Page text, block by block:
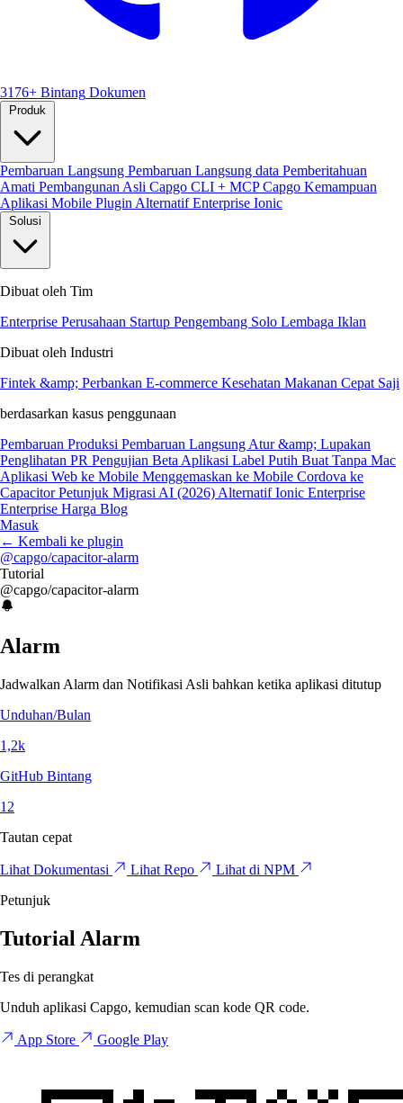
3176+ Bintang Dokumen
Produk
Pembaruan Langsung Pembaruan Langsung data Pemberitahuan
Amati Pembangunan Asli Capgo CLI + MCPCapgo Kemampuan
Aplikasi Mobile Plugin Alternatif Enterprise Ionic
Solusi
Dibuat oleh Tim
Enterprise Perusahaan Startup Pengembang Solo Lembaga Iklan
Dibuat oleh Industri
Fintek &amp; Perbankan E-commerce Kesehatan Makanan Cepat Saji
berdasarkan kasus penggunaan
Pembaruan Produksi Pembaruan Langsung Atur &amp; Lupakan
Penglihatan PR Pengujian Beta Aplikasi Label Putih Buat Tanpa Mac
Aplikasi Web ke Mobile Menggemaskan ke Mobile Cordova ke
CapacitorPetunjuk Migrasi AI (2026) Alternatif Ionic Enterprise
Enterprise Harga Blog
Masuk
← Kembali ke plugin
@capgo/capacitor-alarm
Tutorial
@capgo/capacitor-alarm
Alarm
Jadwalkan Alarm dan Notifikasi Asli bahkan ketika aplikasi ditutup
Unduhan/Bulan
1,2k
GitHub Bintang
12
Tautan cepat
Lihat Dokumentasi Lihat Repo
Lihat di NPM
Petunjuk
Tutorial Alarm
Tes di perangkat
Unduh aplikasi Capgo, kemudian scan kode QR code.
App Store Google Play